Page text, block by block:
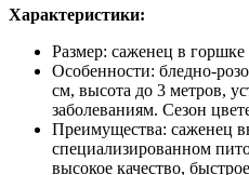
составляла
950 ₽.
Характеристики:
Размер: саженец в
Особенности: бледно-
см, высота до 3 метров,
заболеваниям. Сезон
Преимущества: саженец
специализированном
высокое качество,